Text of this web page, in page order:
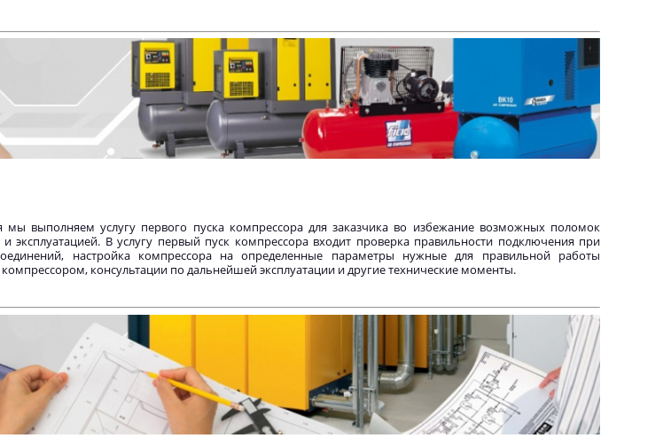
мы выполняем услугу первого пуска компрессора для заказчика во избежание возможных поломок
В услугу первый пуск компрессора входит проверка правильности подключения при
настройка компрессора на определенные параметры нужные для правильной работы
консультации по дальнейшей эксплуатации и другие технические моменты.